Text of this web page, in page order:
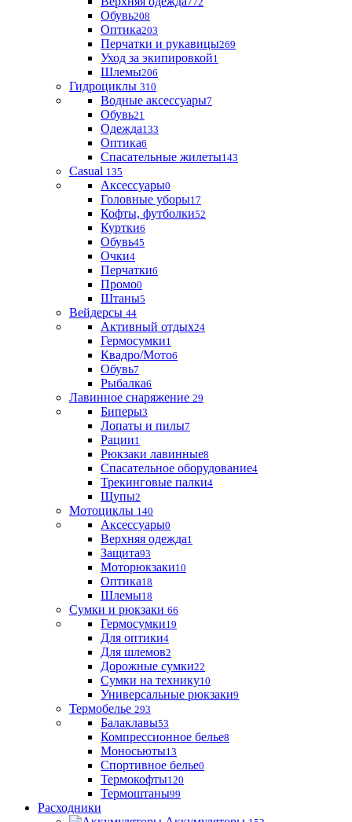
Обувь208
Оптика203
Перчатки и рукавицы269
Уход за экипировкой1
Шлемы206
Гидроциклы 310
Водные аксессуары7
Обувь21
Одежда133
Оптика6
Спасательные жилеты143
Casual 135
Аксессуары0
Головные уборы17
Кофты, футболки52
Куртки6
Обувь45
Очки4
Перчатки6
Промо0
Штаны5
Вейдерсы 44
Активный отдых24
Гермосумки1
Квадро/Мото6
Обувь7
Рыбалка6
Лавинное снаряжение 29
Биперы3
Лопаты и пилы7
Рации1
Рюкзаки лавинные8
Спасательное оборудование4
Трекинговые палки4
Щупы2
Мотоциклы 140
Аксессуары0
Верхняя одежда1
Защита93
Моторюкзаки10
Оптика18
Шлемы18
Сумки и рюкзаки 66
Гермосумки19
Для оптики4
Для шлемов2
Дорожные сумки22
Сумки на технику10
Универсальные рюкзаки9
Термобелье 293
Балаклавы53
Компрессионное белье8
Моносьюты13
Спортивное белье0
Термокофты120
Термоштаны99
Расходники